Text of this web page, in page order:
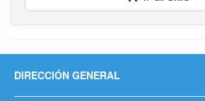
DIRECCIÓN GENERAL